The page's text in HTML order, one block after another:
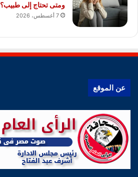
ومتى تحتاج إلى طبيب؟
7 أغسطس، 2026
عن الموقع